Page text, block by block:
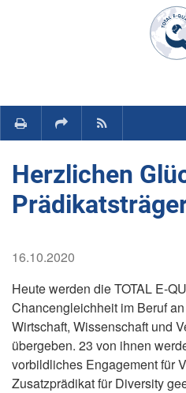
Navigation
Herzlichen
16.10.2020
Heute werden die TOTAL E-
Chancengleichheit im Beruf
Wirtschaft, Wissenschaft und
übergeben. 23 von ihnen
vorbildliches Engagement für
Zusatzprädikat für Diversity